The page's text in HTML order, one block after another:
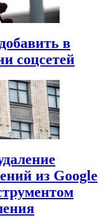
в
соцсетей
из Google